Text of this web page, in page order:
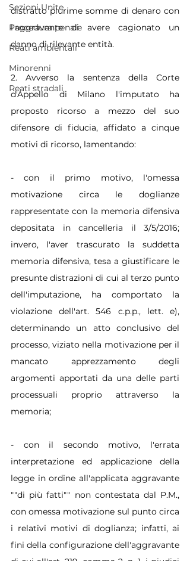
Sezioni Unite
Procedura penale
Reati ambientali
Minorenni
Reati stradali
distratto plurime somme di denaro con
l'aggravante di avere cagionato un
danno di rilevante entità.
2. Avverso la sentenza della Corte
d'Appello di Milano l'imputato ha
proposto ricorso a mezzo del suo
difensore di fiducia, affidato a cinque
motivi di ricorso, lamentando:
- con il primo motivo, l'omessa
motivazione circa le doglianze
rappresentate con la memoria difensiva
depositata in cancelleria il 3/5/2016;
invero, l'aver trascurato la suddetta
memoria difensiva, tesa a giustificare le
presunte distrazioni di cui al terzo punto
dell'imputazione, ha comportato la
violazione dell'art. 546 c.p.p., lett. e),
determinando un atto conclusivo del
processo, viziato nella motivazione per il
mancato apprezzamento degli
argomenti apportati da una delle parti
processuali proprio attraverso la
memoria;
- con il secondo motivo, l'errata
interpretazione ed applicazione della
legge in ordine all'applicata aggravante
""di più fatti"" non contestata dal P.M.,
con omessa motivazione sul punto circa
i relativi motivi di doglianza; infatti, ai
fini della configurazione dell'aggravante